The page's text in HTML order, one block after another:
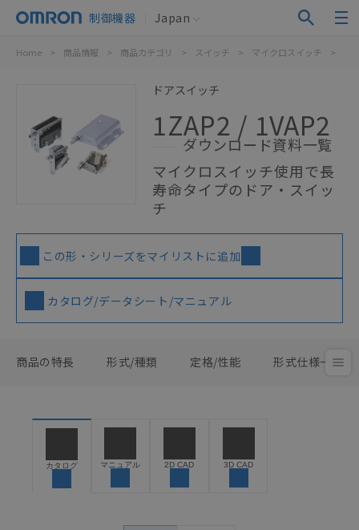
制御機器 Japan
Home > 商品情報 > 商品カテゴリ > スイッチ > マイクロスイッチ >
ドアスイッチ
1ZAP2 / 1VAP2
ダウンロード資料一覧
マイクロスイッチ使用で長
寿命タイプのドア・スイッ
チ
この形・シリーズをマイリストに追加
カタログ/データシート/マニュアル
商品の特長 形式/種類 定格/性能 形式仕様一覧
カタログ マニュアル 2D CAD 3D CAD